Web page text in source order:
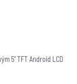
5" TFT Android LCD